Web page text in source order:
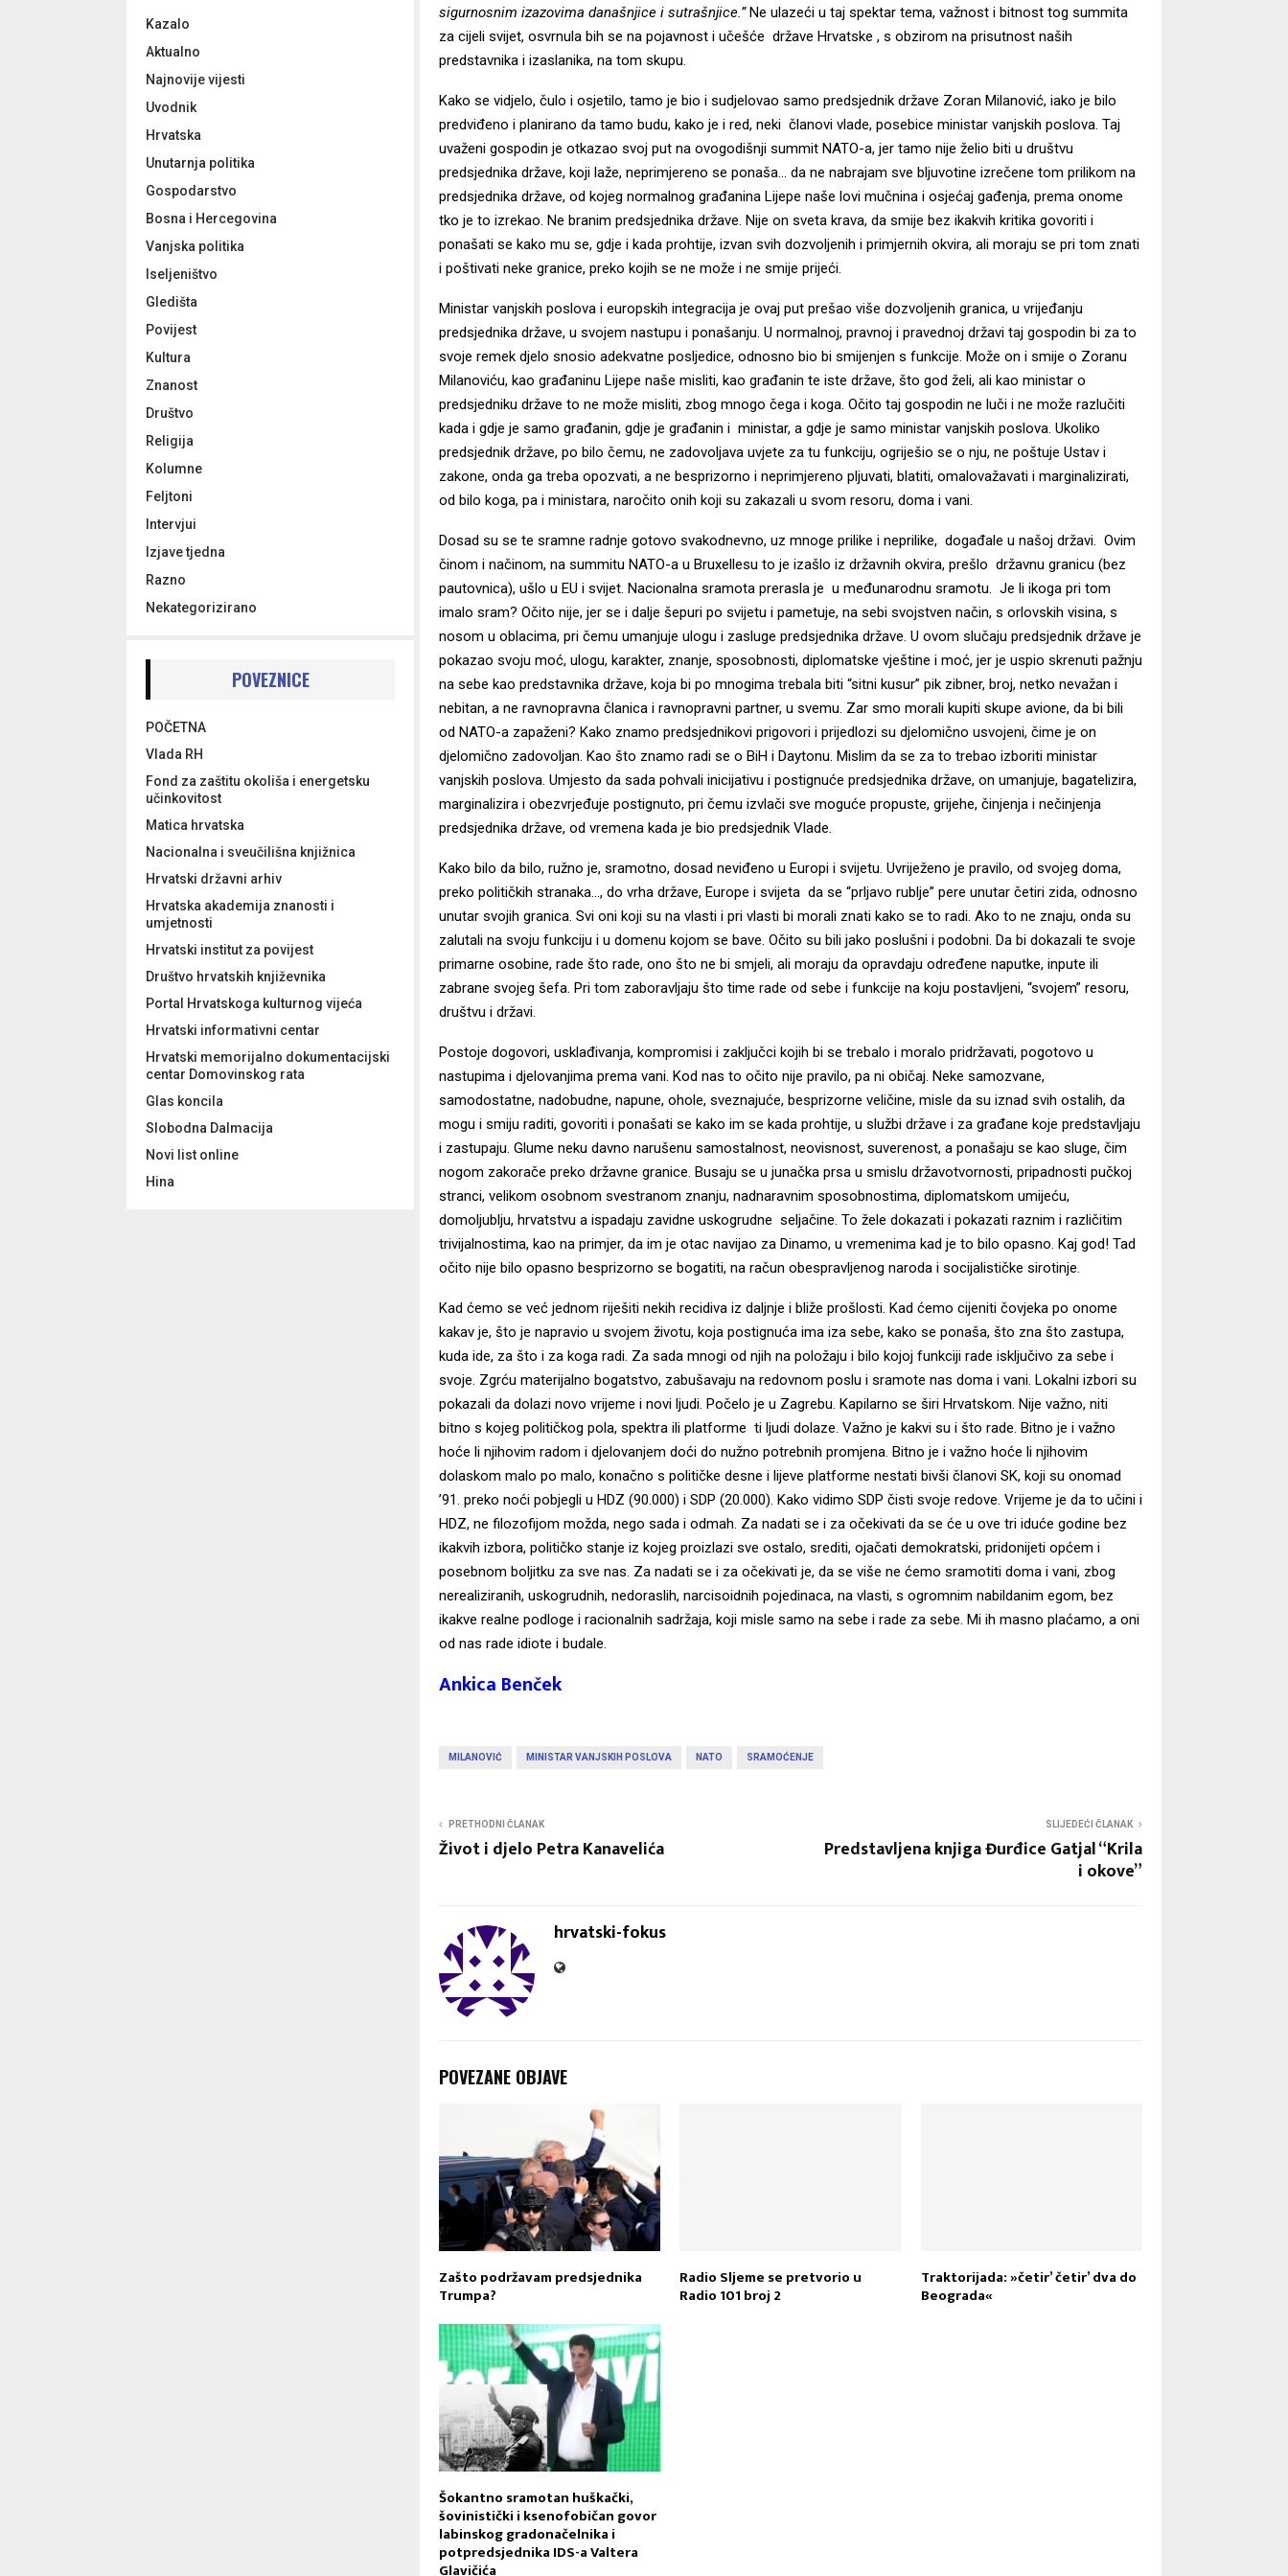
sigurnosnim izazovima današnjice i sutrašnjice.”Ne ulazeći u taj spektar tema, važnost i bitnost tog summita
za cijeli svijet, osvrnula bih se na pojavnost i učešće države Hrvatske , s obzirom na prisutnost naših
predstavnika i izaslanika, na tom skupu.
Kako se vidjelo, čulo i osjetilo, tamo je bio i sudjelovao samo predsjednik države Zoran Milanović, iako je bilo
predviđeno i planirano da tamo budu, kako je i red, neki članovi vlade, posebice ministar vanjskih poslova. Taj
uvaženi gospodin je otkazao svoj put na ovogodišnji summit NATO-a, jer tamo nije želio biti u društvu
predsjednika države, koji laže, neprimjereno se ponaša… da ne nabrajam sve bljuvotine izrečene tom prilikom na
predsjednika države, od kojeg normalnog građanina Lijepe naše lovi mučnina i osjećaj gađenja, prema onome
tko je to izrekao. Ne branim predsjednika države. Nije on sveta krava, da smije bez ikakvih kritika govoriti i
ponašati se kako mu se, gdje i kada prohtije, izvan svih dozvoljenih i primjernih okvira, ali moraju se pri tom znati
i poštivati neke granice, preko kojih se ne može i ne smije prijeći.
Ministar vanjskih poslova i europskih integracija je ovaj put prešao više dozvoljenih granica, u vrijeđanju
predsjednika države, u svojem nastupu i ponašanju. U normalnoj, pravnoj i pravednoj državi taj gospodin bi za to
svoje remek djelo snosio adekvatne posljedice, odnosno bio bi smijenjen s funkcije. Može on i smije o Zoranu
Milanoviću, kao građaninu Lijepe naše misliti, kao građanin te iste države, što god želi, ali kao ministar o
predsjedniku države to ne može misliti, zbog mnogo čega i koga. Očito taj gospodin ne luči i ne može razlučiti
kada i gdje je samo građanin, gdje je građanin i ministar, a gdje je samo ministar vanjskih poslova. Ukoliko
predsjednik države, po bilo čemu, ne zadovoljava uvjete za tu funkciju, ogriješio se o nju, ne poštuje Ustav i
zakone, onda ga treba opozvati, a ne besprizorno i neprimjereno pljuvati, blatiti, omalovažavati i marginalizirati,
od bilo koga, pa i ministara, naročito onih koji su zakazali u svom resoru, doma i vani.
Dosad su se te sramne radnje gotovo svakodnevno, uz mnoge prilike i neprilike, događale u našoj državi. Ovim
činom i načinom, na summitu NATO-a u Bruxellesu to je izašlo iz državnih okvira, prešlo državnu granicu (bez
pautovnica), ušlo u EU i svijet. Nacionalna sramota prerasla je u međunarodnu sramotu. Je li ikoga pri tom
imalo sram? Očito nije, jer se i dalje šepuri po svijetu i pametuje, na sebi svojstven način, s orlovskih visina, s
nosom u oblacima, pri čemu umanjuje ulogu i zasluge predsjednika države. U ovom slučaju predsjednik države je
pokazao svoju moć, ulogu, karakter, znanje, sposobnosti, diplomatske vještine i moć, jer je uspio skrenuti pažnju
na sebe kao predstavnika države, koja bi po mnogima trebala biti “sitni kusur” pik zibner, broj, netko nevažan i
nebitan, a ne ravnopravna članica i ravnopravni partner, u svemu. Zar smo morali kupiti skupe avione, da bi bili
od NATO-a zapaženi? Kako znamo predsjednikovi prigovori i prijedlozi su djelomično usvojeni, čime je on
djelomično zadovoljan. Kao što znamo radi se o BiH i Daytonu. Mislim da se za to trebao izboriti ministar
vanjskih poslova. Umjesto da sada pohvali inicijativu i postignuće predsjednika države, on umanjuje, bagatelizira,
marginalizira i obezvrjeđuje postignuto, pri čemu izvlači sve moguće propuste, grijehe, činjenja i nečinjenja
predsjednika države, od vremena kada je bio predsjednik Vlade.
Kako bilo da bilo, ružno je, sramotno, dosad neviđeno u Europi i svijetu. Uvriježeno je pravilo, od svojeg doma,
preko političkih stranaka…, do vrha države, Europe i svijeta da se “prljavo rublje” pere unutar četiri zida, odnosno
unutar svojih granica. Svi oni koji su na vlasti i pri vlasti bi morali znati kako se to radi. Ako to ne znaju, onda su
zalutali na svoju funkciju i u domenu kojom se bave. Očito su bili jako poslušni i podobni. Da bi dokazali te svoje
primarne osobine, rade što rade, ono što ne bi smjeli, ali moraju da opravdaju određene naputke, inpute ili
zabrane svojeg šefa. Pri tom zaboravljaju što time rade od sebe i funkcije na koju postavljeni, “svojem” resoru,
društvu i državi.
Postoje dogovori, usklađivanja, kompromisi i zaključci kojih bi se trebalo i moralo pridržavati, pogotovo u
nastupima i djelovanjima prema vani. Kod nas to očito nije pravilo, pa ni običaj. Neke samozvane,
samodostatne, nadobudne, napune, ohole, sveznajuće, besprizorne veličine, misle da su iznad svih ostalih, da
mogu i smiju raditi, govoriti i ponašati se kako im se kada prohtije, u službi države i za građane koje predstavljaju
i zastupaju. Glume neku davno narušenu samostalnost, neovisnost, suverenost, a ponašaju se kao sluge, čim
nogom zakorače preko državne granice. Busaju se u junačka prsa u smislu državotvornosti, pripadnosti pučkoj
stranci, velikom osobnom svestranom znanju, nadnaravnim sposobnostima, diplomatskom umijeću,
domoljublju, hrvatstvu a ispadaju zavidne uskogrudne seljačine. To žele dokazati i pokazati raznim i različitim
trivijalnostima, kao na primjer, da im je otac navijao za Dinamo, u vremenima kad je to bilo opasno. Kaj god! Tad
očito nije bilo opasno besprizorno se bogatiti, na račun obespravljenog naroda i socijalističke sirotinje.
Kad ćemo se već jednom riješiti nekih recidiva iz daljnje i bliže prošlosti. Kad ćemo cijeniti čovjeka po onome
kakav je, što je napravio u svojem životu, koja postignuća ima iza sebe, kako se ponaša, što zna što zastupa,
kuda ide, za što i za koga radi. Za sada mnogi od njih na položaju i bilo kojoj funkciji rade isključivo za sebe i
svoje. Zgrću materijalno bogatstvo, zabušavaju na redovnom poslu i sramote nas doma i vani. Lokalni izbori su
pokazali da dolazi novo vrijeme i novi ljudi. Počelo je u Zagrebu. Kapilarno se širi Hrvatskom. Nije važno, niti
bitno s kojeg političkog pola, spektra ili platforme ti ljudi dolaze. Važno je kakvi su i što rade. Bitno je i važno
hoće li njihovim radom i djelovanjem doći do nužno potrebnih promjena. Bitno je i važno hoće li njihovim
dolaskom malo po malo, konačno s političke desne i lijeve platforme nestati bivši članovi SK, koji su onomad
’91. preko noći pobjegli u HDZ (90.000) i SDP (20.000). Kako vidimo SDP čisti svoje redove. Vrijeme je da to učini i
HDZ, ne filozofijom možda, nego sada i odmah. Za nadati se i za očekivati da se će u ove tri iduće godine bez
ikakvih izbora, političko stanje iz kojeg proizlazi sve ostalo, srediti, ojačati demokratski, pridonijeti općem i
posebnom boljitku za sve nas. Za nadati se i za očekivati je, da se više ne ćemo sramotiti doma i vani, zbog
nerealiziranih, uskogrudnih, nedoraslih, narcisoidnih pojedinaca, na vlasti, s ogromnim nabildanim egom, bez
ikakve realne podloge i racionalnih sadržaja, koji misle samo na sebe i rade za sebe. Mi ih masno plaćamo, a oni
od nas rade idiote i budale.
Ankica Benček
MILANOVIĆ MINISTAR VANJSKIH POSLOVA NATO SRAMOĆENJE
PRETHODNI ČLANAK
Život i djelo Petra Kanavelića
SLIJEDEĆI ČLANAK
Predstavljena knjiga Đurđice Gatjal “Krila
i okove”
hrvatski-fokus
POVEZANE OBJAVE
Zašto podržavam predsjednika
Trumpa?
Radio Sljeme se pretvorio u
Radio 101 broj 2
Traktorijada: »četir’ četir’ dva do
Beograda«
Šokantno sramotan huškački,
šovinistički i ksenofobičan govor
labinskog gradonačelnika i
potpredsjednika IDS-a Valtera
Glavičića
o
r
Kazalo
Aktualno
Najnovije vijesti
Uvodnik
Hrvatska
Unutarnja politika
Gospodarstvo
Bosna i Hercegovina
Vanjska politika
Iseljeništvo
Gledišta
Povijest
Kultura
Znanost
Društvo
Religija
Kolumne
Feljtoni
Intervjui
Izjave tjedna
Razno
Nekategorizirano
POVEZNICE
POČETNA
Vlada RH
Fond za zaštitu okoliša i energetsku
učinkovitost
Matica hrvatska
Nacionalna i sveučilišna knjižnica
Hrvatski državni arhiv
Hrvatska akademija znanosti i
umjetnosti
Hrvatski institut za povijest
Društvo hrvatskih književnika
Portal Hrvatskoga kulturnog vijeća
Hrvatski informativni centar
Hrvatski memorijalno dokumentacijski
centar Domovinskog rata
Glas koncila
Slobodna Dalmacija
Novi list online
Hina